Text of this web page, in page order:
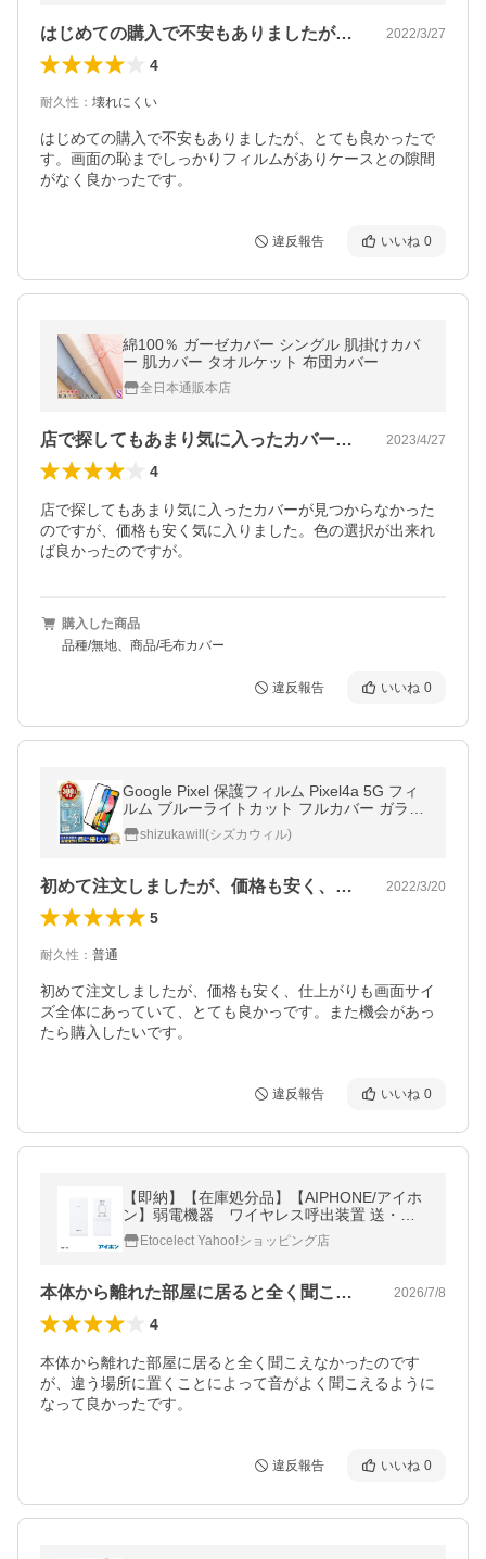
はじめての購入で不安もありましたが、と… 2022/3/27
4
耐久性 ： 壊れにくい
はじめての購入で不安もありましたが、とても良かったで
す。画面の恥までしっかりフィルムがありケースとの隙間
がなく良かったです。
違反報告 いいね 0
綿100％ ガーゼカバー シングル 肌掛けカバ
ー 肌カバー タオルケット 布団カバー
全日本通販本店
店で探してもあまり気に入ったカバーが見… 2023/4/27
4
店で探してもあまり気に入ったカバーが見つからなかった
のですが、価格も安く気に入りました。色の選択が出来れ
ば良かったのですが。
購入した商品
品種/無地、商品/毛布カバー
違反報告 いいね 0
Google Pixel 保護フィルム Pixel4a 5G フィ
ルム ブルーライトカット フルカバー ガラス
フィルム 黒色 シズカウィル
shizukawill(シズカウィル)
初めて注文しましたが、価格も安く、仕上… 2022/3/20
5
耐久性 ： 普通
初めて注文しましたが、価格も安く、仕上がりも画面サイ
ズ全体にあっていて、とても良かっです。また機会があっ
たら購入したいです。
違反報告 いいね 0
【即納】【在庫処分品】【AIPHONE/アイホ
ン】弱電機器 ワイヤレス呼出装置 送・受
信機セット FW-TR
Etocelect Yahoo!ショッピング店
本体から離れた部屋に居ると全く聞こえな… 2026/7/8
4
本体から離れた部屋に居ると全く聞こえなかったのです
が、違う場所に置くことによって音がよく聞こえるように
なって良かったです。
違反報告 いいね 0